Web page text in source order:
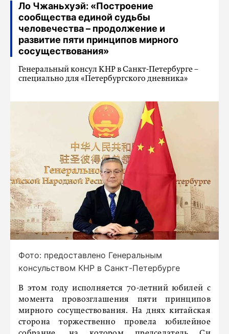
Ло Чжаньхуэй: «Построение
сообщества единой судьбы
человечества – продолжение и
развитие пяти принципов мирного
сосуществования»
Генеральный консул КНР в Санкт-Петербурге –
специально для «Петербургского дневника»
Фото: предоставлено Генеральным
консульством КНР в Санкт-Петербурге
В этом году исполняется 70-летний юбилей с
момента провозглашения пяти принципов
мирного сосуществования. На днях китайская
сторона торжественно провела юбилейное